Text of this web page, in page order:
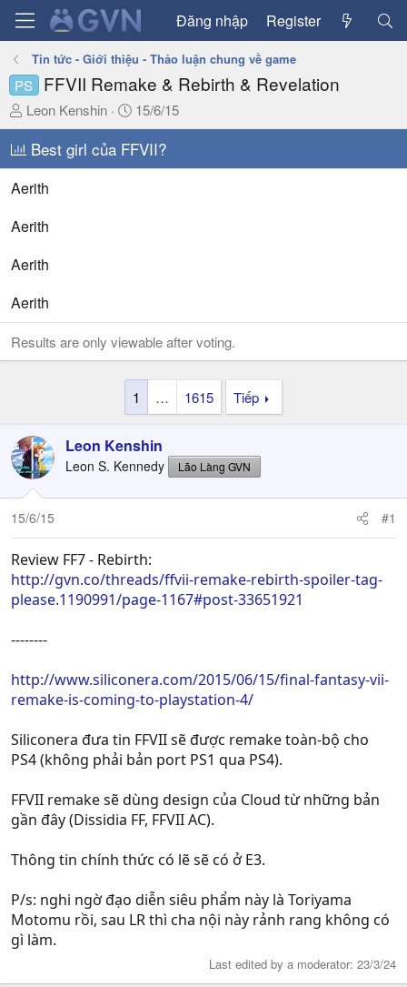
Đăng nhập Register
Tin tức - Giới thiệu - Thảo luận chung về game
PS FFVII Remake & Rebirth & Revelation
T
h
e
a
s
a
t
e
r
Leon Kenshin
N
g
à
y
15/6/15
Best girl của FFVII?
Aerith
Aerith
Aerith
Aerith
Results are only viewable after voting.
1 … 1615 Tiếp
Leon Kenshin
Leon S. Kennedy Lão Làng GVN
15/6/15 #1
Review FF7 - Rebirth:
http://gvn.co/threads/ffvii-remake-rebirth-spoiler-tag-
please.1190991/page-1167#post-33651921
--------
http://www.siliconera.com/2015/06/15/final-fantasy-vii-
remake-is-coming-to-playstation-4/
Siliconera đưa tin FFVII sẽ được remake toàn-bộ cho
PS4 (không phải bản port PS1 qua PS4).
FFVII remake sẽ dùng design của Cloud từ những bản
gần đây (Dissidia FF, FFVII AC).
Thông tin chính thức có lẽ sẽ có ở E3.
P/s: nghi ngờ đạo diễn siêu phẩm này là Toriyama
Motomu rồi, sau LR thì cha nội này rảnh rang không có
gì làm.
Last edited by a moderator: 23/3/24